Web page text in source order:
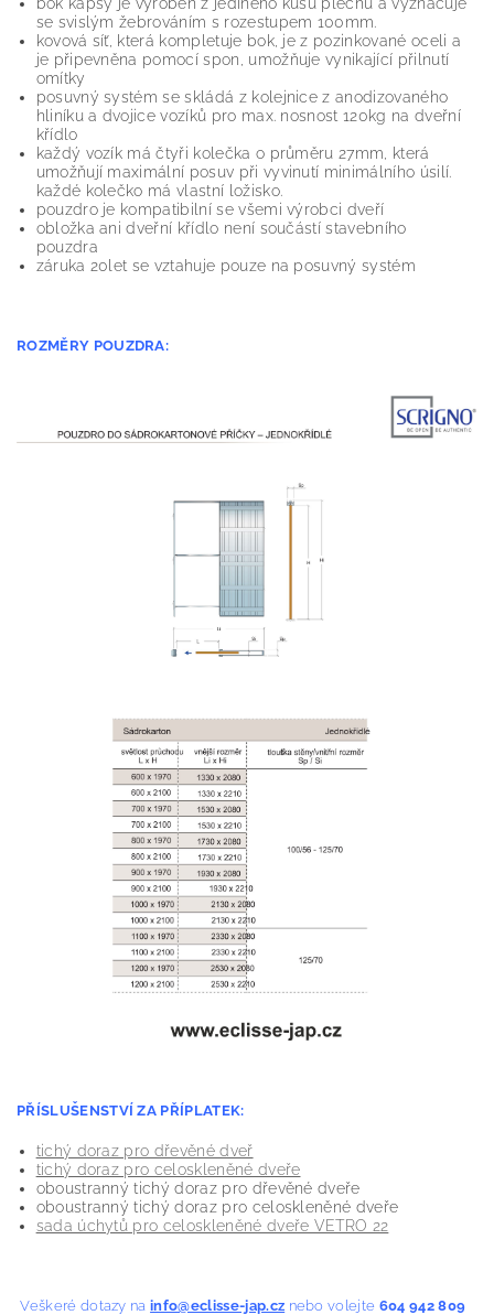
se svislým žebrováním s rozestupem 100mm.
kovová síť, která kompletuje bok, je z pozinkované oceli a
je připevněna pomocí spon, umožňuje vynikající přilnutí
omítky
posuvný systém se skládá z kolejnice z anodizovaného
hliníku a dvojice vozíků pro max. nosnost 120kg na dveřní
křídlo
každý vozík má čtyři kolečka o průměru 27mm, která
umožňují maximální posuv při vyvinutí minimálního úsilí.
každé kolečko má vlastní ložisko.
pouzdro je kompatibilní se všemi výrobci dveří
obložka ani dveřní křídlo není součástí stavebního
pouzdra
záruka 20let se vztahuje pouze na posuvný systém
ROZMĚRY POUZDRA:
PŘÍSLUŠENSTVÍ ZA PŘÍPLATEK:
tichý doraz pro dřevěné dveř
tichý doraz pro celoskleněné dveře
oboustranný tichý doraz pro dřevěné dveře
oboustranný tichý doraz pro celoskleněné dveře
sada úchytů pro celoskleněné dveře VETRO 22
Veškeré dotazy na info@eclisse-jap.cz nebo volejte 604 942 809